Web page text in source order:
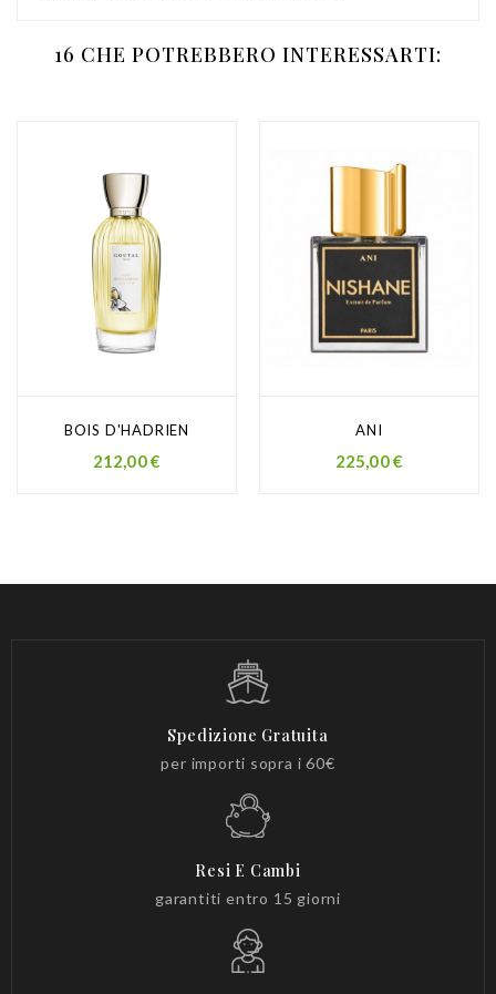
16 CHE POTREBBERO INTERESSARTI:
BOIS D'HADRIEN
Prezzo
212,00 €
ANI
Prezzo
225,00 €
Spedizione Gratuita
per importi sopra i 60€
Resi E Cambi
garantiti entro 15 giorni